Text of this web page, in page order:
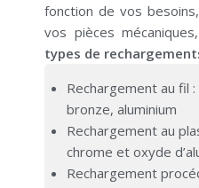
fonction de vos
vos pièces
types de
Rechargement au fil
bronze, aluminium
Rechargement au
chrome et oxyde
Rechargement